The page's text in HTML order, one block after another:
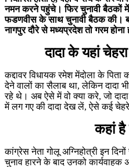
नमन करने पहुंचे। फिर चुनावी बैठकों
फडणवीस के साथ चुनावी बैठक की।
नागपुर दौरे से मध्यप्रदेश तो गरम होना
दादा के यहां
कद्दावर विधायक रमेश मेंदोला के पिता
देने वालों का सैलाब था, लेकिन दादा
रहे थे। अब ऐसे में वो क्या करे, जो
में लग गए की दादा देख लें, ऐसे कई
कहां
कांग्रेस नेता गोलू अग्निहोत्री इन
चुनाव हारने के बाद उनको कार्यवाहक